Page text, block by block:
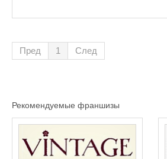
Пред 1 След
Рекомендуемые франшизы